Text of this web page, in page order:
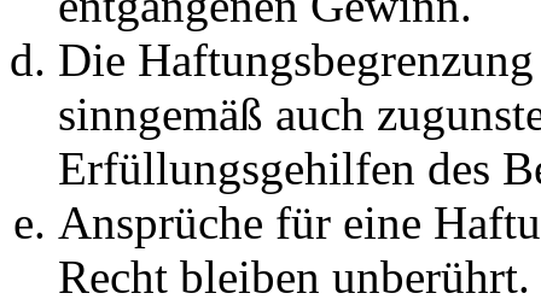
Die
sinngemäß auch
Erfüllungsgehilfen des
Ansprüche für eine
Recht bleiben unberührt.